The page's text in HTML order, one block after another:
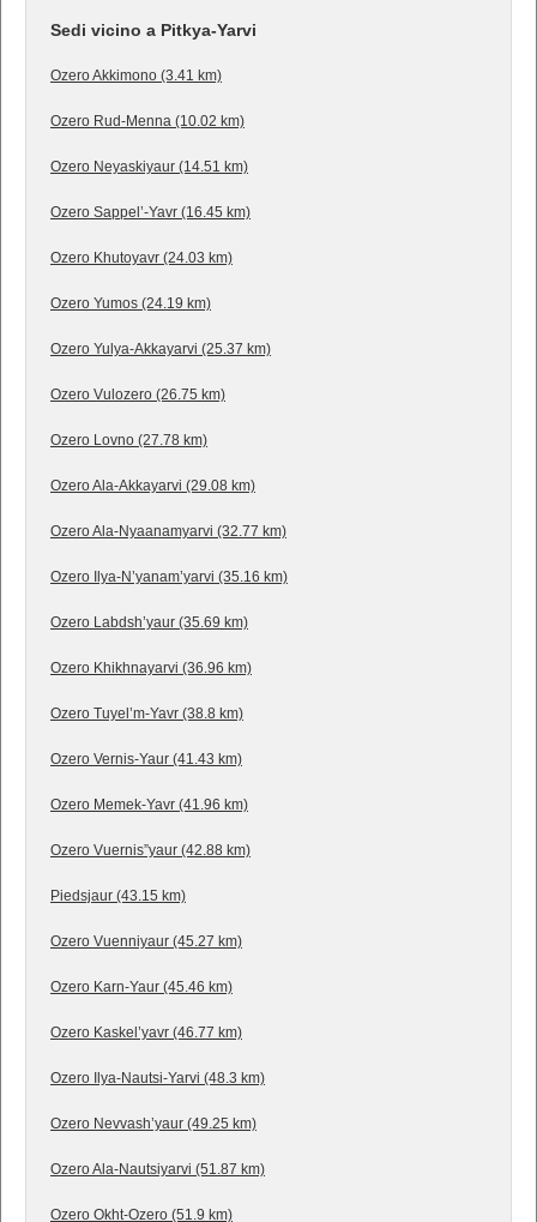
Sedi vicino a Pitkya-Yarvi
Ozero Akkimono (3.41 km)
Ozero Rud-Menna (10.02 km)
Ozero Neyaskiyaur (14.51 km)
Ozero Sappel’-Yavr (16.45 km)
Ozero Khutoyavr (24.03 km)
Ozero Yumos (24.19 km)
Ozero Yulya-Akkayarvi (25.37 km)
Ozero Vulozero (26.75 km)
Ozero Lovno (27.78 km)
Ozero Ala-Akkayarvi (29.08 km)
Ozero Ala-Nyaanamyarvi (32.77 km)
Ozero Ilya-N’yanam’yarvi (35.16 km)
Ozero Labdsh’yaur (35.69 km)
Ozero Khikhnayarvi (36.96 km)
Ozero Tuyel’m-Yavr (38.8 km)
Ozero Vernis-Yaur (41.43 km)
Ozero Memek-Yavr (41.96 km)
Ozero Vuernis”yaur (42.88 km)
Piedsjaur (43.15 km)
Ozero Vuenniyaur (45.27 km)
Ozero Karn-Yaur (45.46 km)
Ozero Kaskel’yavr (46.77 km)
Ozero Ilya-Nautsi-Yarvi (48.3 km)
Ozero Nevvash’yaur (49.25 km)
Ozero Ala-Nautsiyarvi (51.87 km)
Ozero Okht-Ozero (51.9 km)